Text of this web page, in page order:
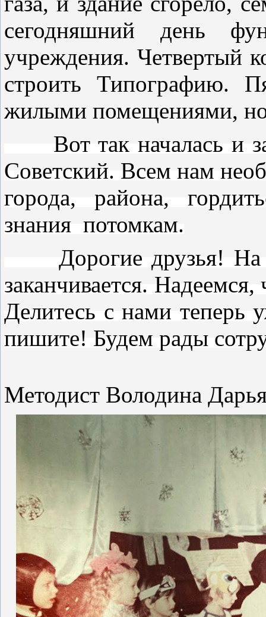
сегодняшний день
учреждения. Четвертый
строить Типографию.
жилыми помещениями,
Вот так началась и
Советский. Всем нам
города, района,
знания потомкам.
Дорогие друзья! На
заканчивается.
Делитесь с нами теперь
пишите! Будем рады
Методист Володина